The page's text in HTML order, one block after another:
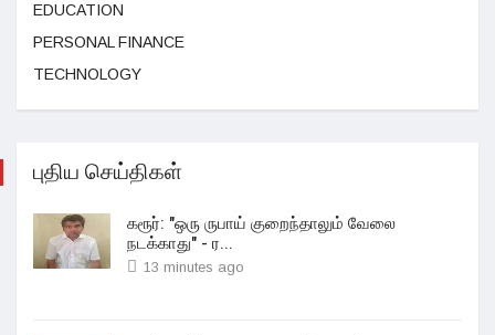
EDUCATION
PERSONAL FINANCE
TECHNOLOGY
புதிய செய்திகள்
கரூர்: "ஒரு ருபாய் குறைந்தாலும் வேலை
நடக்காது" - ர...
13 minutes ago